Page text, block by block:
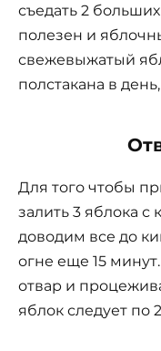
съедать 2
полезен и
свежевыжатый
полстакана в
Для того чтобы
залить 3 яблока с
доводим все до
огне еще 15
отвар и
яблок следует по